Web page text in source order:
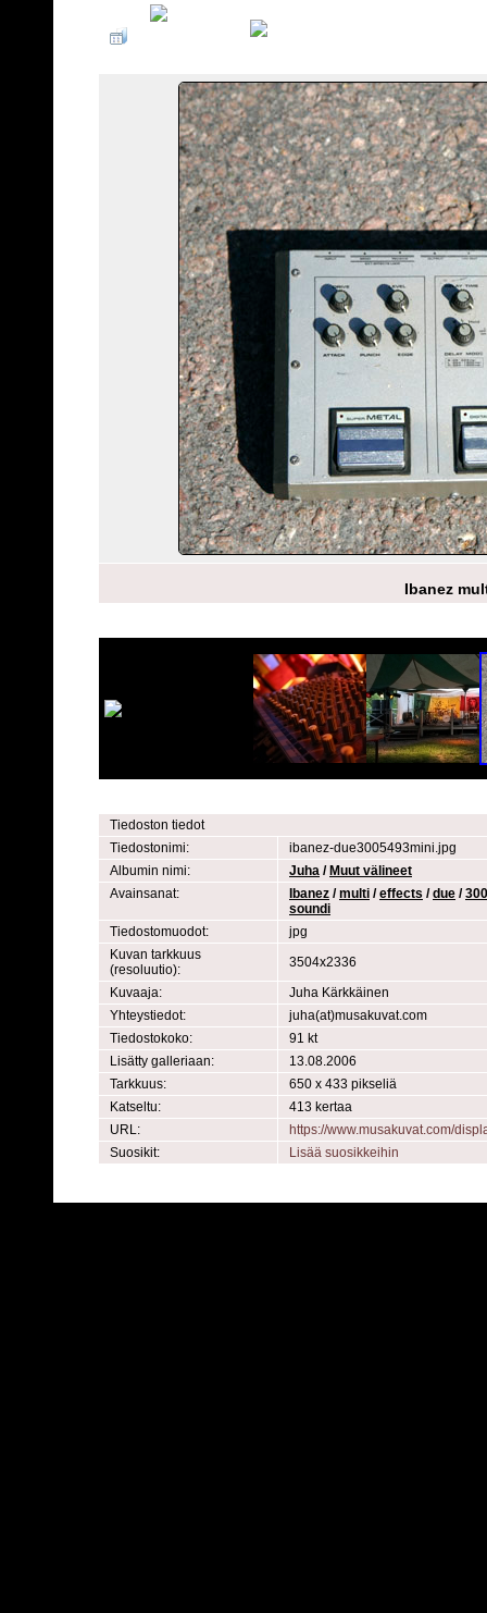
Ibanez
Tiedoston tiedot
Tiedostonimi:
ibanez-due3005493mini.jpg
Albumin nimi:
Juha / Muut välineet
Avainsanat:
Ibanez /multi /effects /due /300
soundi
Tiedostomuodot:
jpg
Kuvan tarkkuus
(resoluutio):
3504x2336
Kuvaaja:
Juha Kärkkäinen
Yhteystiedot:
juha(at)musakuvat.com
Tiedostokoko:
91 kt
Lisätty galleriaan:
13.08.2006
Tarkkuus:
650 x 433 pikseliä
Katseltu:
413 kertaa
URL:
https://www.musakuvat.com/
Suosikit:
Lisää suosikkeihin